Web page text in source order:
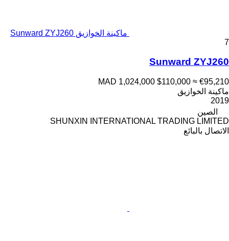
ماكينة الخوازيق Sunward ZYJ260
7
Sunward ZYJ260
MAD 1,024,000 $110,000 ≈ €95,210
ماكينة الخوازيق
2019
الصين
SHUNXIN INTERNATIONAL TRADING LIMITED
الاتصال بالبائع